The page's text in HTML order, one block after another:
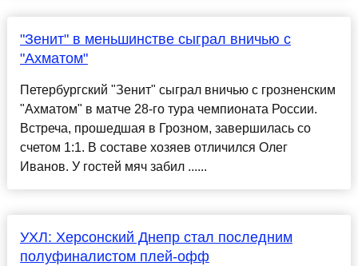
"Зенит" в меньшинстве сыграл вничью с
"Ахматом"
Петербургский "Зенит" сыграл вничью с грозненским
"Ахматом" в матче 28-го тура чемпионата России.
Встреча, прошедшая в Грозном, завершилась со
счетом 1:1. В составе хозяев отличился Олег
Иванов. У гостей мяч забил ......
УХЛ: Херсонский Днепр стал последним
полуфиналистом плей-офф